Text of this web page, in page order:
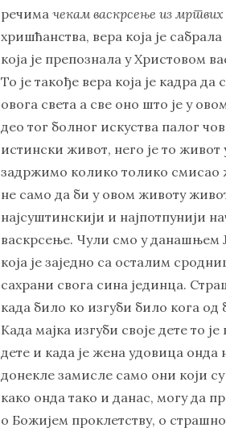
речимачекам васкрсење из мртвих
хришћанства, вера која је
која је препознала у Христовом
То је такође вера која је кадра
овога света а све оно што је у
део тог болног искуства палог
истински живот, него је то
задржимо колико толико
не само да би у овом животу
најсуштинскији и најпотпунији
васкрсење. Чули смо у данашњем
која је заједно са осталим
сахрани свога сина јединца.
када било ко изгуби било кога
Када мајка изгуби своје дете то
дете и када је жена удовица
донекле замисле само они који су
како онда тако и данас, могу да
о Божијем проклетству, о